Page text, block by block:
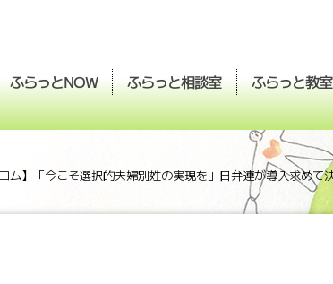
ふらっとNOW ふらっと相談室 ふらっと教室
コム】「今こそ選択的夫婦別姓の実現を」日弁連が導入求め